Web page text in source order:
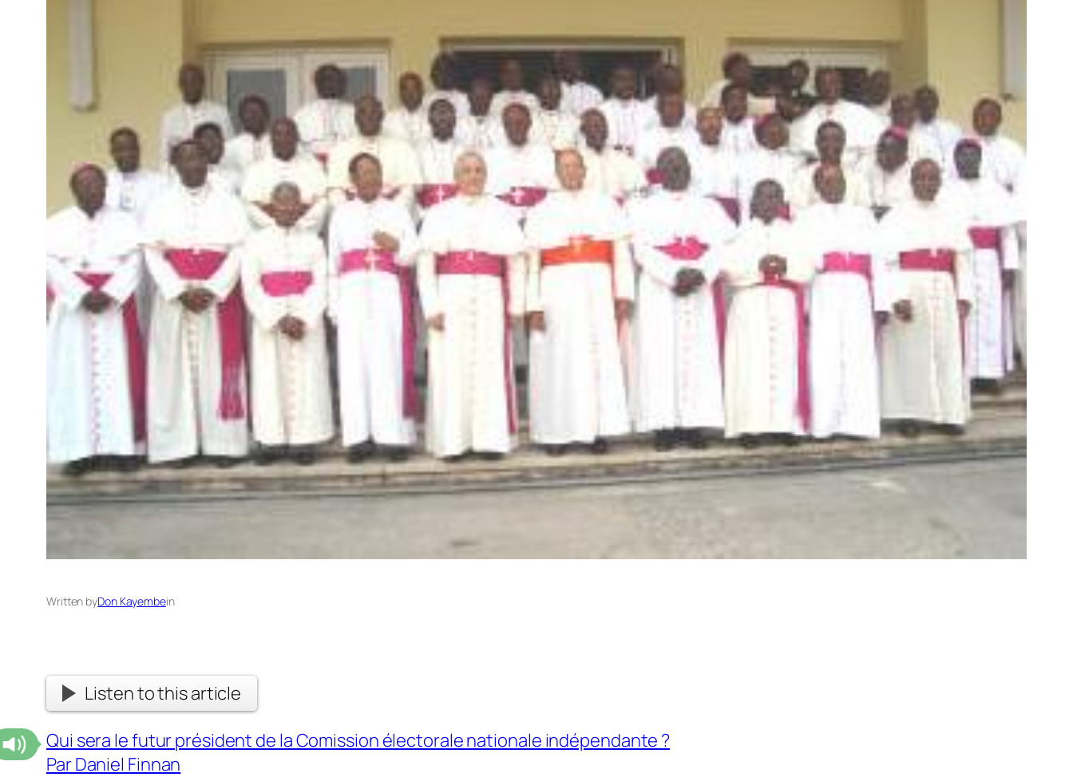
Written byDon Kayembein
Listen to this article
Qui sera le futur président de la Comission électorale nationale indépendante ?
Par Daniel Finnan